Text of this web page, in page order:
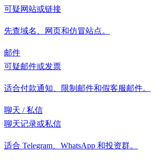
可疑网站或链接
先查域名、网页和仿冒站点。
邮件
可疑邮件或发票
适合付款通知、限制邮件和假客服邮件。
聊天 / 私信
聊天记录或私信
适合 Telegram、WhatsApp 和投资群。